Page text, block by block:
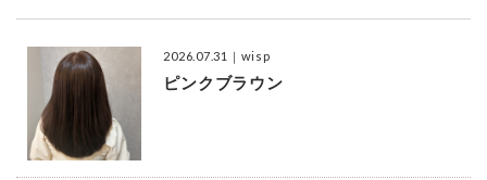
2026.07.31 ｜wisp
ピンクブラウン